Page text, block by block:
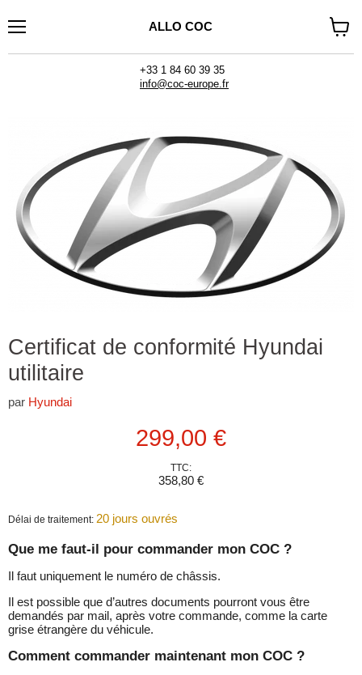
ALLO COC
+33 1 84 60 39 35
info@coc-europe.fr
le
Certificat de conformité Hyundai
utilitaire
par Hyundai
Prix actuel
299,00 €
TTC:
358,80 €
Délai de traitement: 20 jours ouvrés
Que me faut-il pour commander mon COC ?
Il faut uniquement le numéro de châssis.
Il est possible que d’autres documents pourront vous être
demandés par mail, après votre commande, comme la carte
grise étrangère du véhicule.
Comment commander maintenant mon COC ?